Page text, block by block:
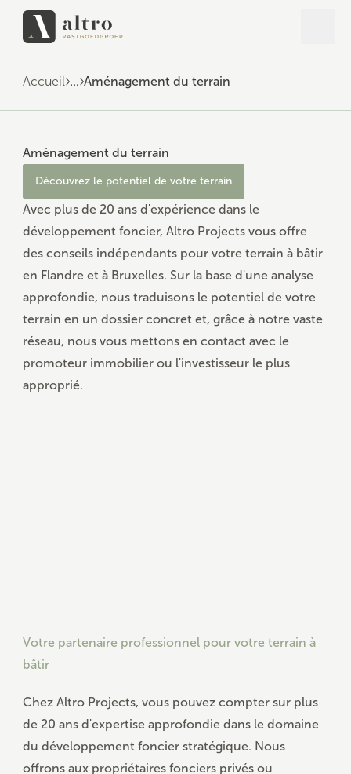
Accueil ... Aménagement du terrain
Aménagement du terrain
Découvrez le potentiel de votre terrain
Avec plus de 20 ans d'expérience dans le
développement foncier, Altro Projectsvous offre
des conseils indépendants pour votre terrain à bâtir
en Flandre et à Bruxelles. Sur la base d'une analyse
approfondie, nous traduisons le potentiel de votre
terrain en un dossier concret et, grâce à notre vaste
réseau, nous vous mettons en contact avec le
promoteur immobilier ou l'investisseur le plus
approprié.
Votre partenaire professionnel pour votre terrain à
bâtir
Chez Altro Projects, vous pouvez compter sur plus
de 20 ans d'expertise approfondie dans le domaine
du développement foncier stratégique. Nous
offrons aux propriétaires fonciers privés ou